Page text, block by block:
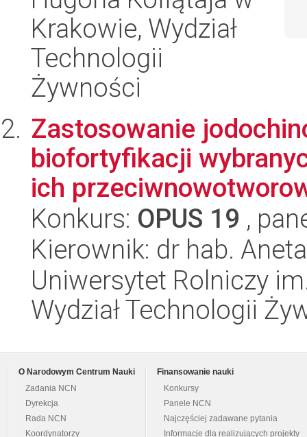
Krakowie, Wydział
Technologii
Żywności
Zastosowanie
biofortyfikacji
ich
Konkurs: OPUS 19 ,
Kierownik: dr hab.
Uniwersytet Rolniczy
Wydział Technologii
O Narodowym Centrum Nauki
Zadania NCN
Dyrekcja
Rada NCN
Koordynatorzy
Finansowanie nauki
Konkursy
Panele NCN
Najczęściej zadawane pytania
Informacje dla realizujących projekty